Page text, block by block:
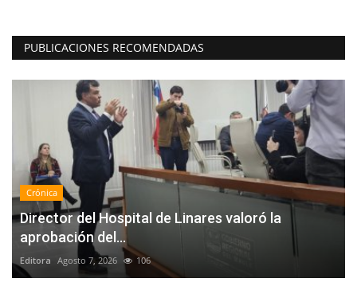
PUBLICACIONES RECOMENDADAS
Crónica
Director del Hospital de Linares valoró la
aprobación del...
Editora Agosto 7, 2026 106